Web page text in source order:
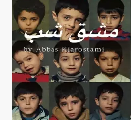
Devoirs du soir +